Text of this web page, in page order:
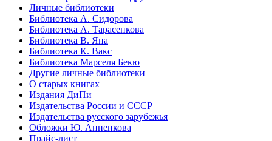
Личные библиотеки
Библиотека А. Сидорова
Библиотека А. Тарасенкова
Библиотека В. Яна
Библиотека К. Вакс
Библиотека Марселя Бекю
Другие личные библиотеки
О старых книгах
Издания ДиПи
Издательства России и СССР
Издательства русского зарубежья
Обложки Ю. Анненкова
Прайс-лист